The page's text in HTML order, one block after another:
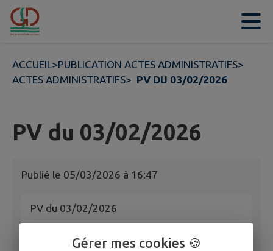
Contenu
ACCUEIL>PUBLICATION ACTES ADMINISTRATIFS>
ACTES ADMINISTRATIFS> PV DU 03/02/2026
PV du 03/02/2026
Publié le 05/03/2026 à 16:47
PV du 03/02/2026
Gérer mes cookies 🍪